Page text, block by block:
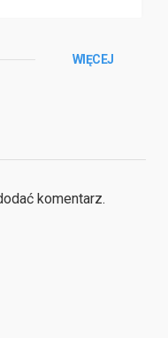
WIĘCEJ
komentarz.